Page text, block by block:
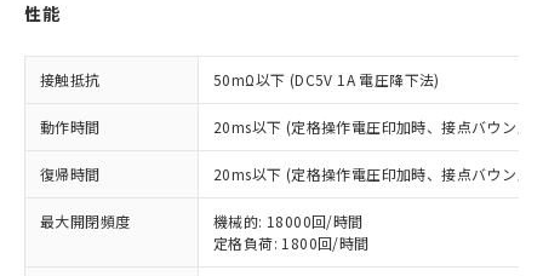
性能
接触抵抗 50mΩ以下 (DC5V 1A 電圧降下法)
動作時間 20ms以下 (定格操作電圧印加時、接点バウンス
復帰時間 20ms以下 (定格操作電圧印加時、接点バウンス
最大開閉頻度
機械的: 18000回/時間
定格負荷: 1800回/時間
以下の条件をお読みいただき、同意のうえ
ご利用ください。
本サービスは、当社制御機器事業取扱
商品の当社在庫状況および標準価格
(税抜)を提供させていただくもので
当社制御機器事業取扱商品の中には、
本サービスの対象外となる商品もある
非含有に非対応の商品で、対応品を出す予
調査・確認中：EU RoHS指令（10物質）の
非含有の対応状況を調査中または確認中の
商品です。
非該当品：ライセンス料など無形物で、有
害物質有無と関係のない商品です。
仕入先様の事情により、非含有部品として
※1 中国RoHS○×表
「○」：最大均質材料含有率が中国RoHSの
基準値以下であることを示します。
「×」：最大均質材料含有率が中国RoHSの
基準値を超えていることを示します。